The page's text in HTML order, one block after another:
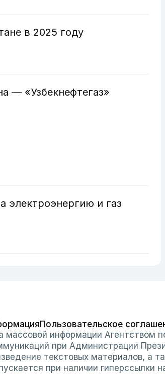
в 2025 году
— «Узбекнефтегаз»
электроэнергию и газ
Пользовательское
массовой информации Агентством
при Администрации
текстовых материалов, а
при наличии гиперссылки